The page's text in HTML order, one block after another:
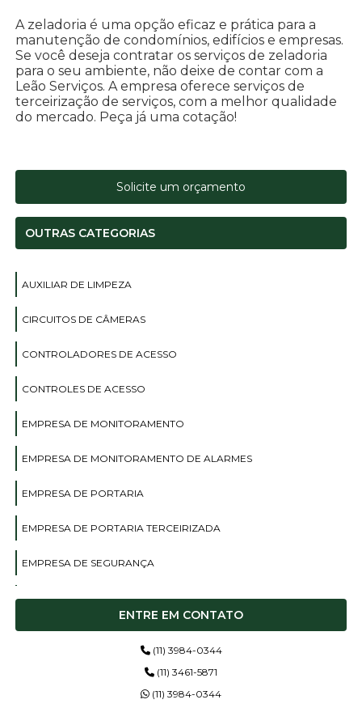
A zeladoria é uma opção eficaz e prática para a
manutenção de condomínios, edifícios e empresas.
Se você deseja contratar os serviços de zeladoria
para o seu ambiente, não deixe de contar com a
Leão Serviços. A empresa oferece serviços de
terceirização de serviços, com a melhor qualidade
do mercado. Peça já uma cotação!
Solicite um orçamento
OUTRAS CATEGORIAS
AUXILIAR DE LIMPEZA
CIRCUITOS DE CÂMERAS
CONTROLADORES DE ACESSO
CONTROLES DE ACESSO
EMPRESA DE MONITORAMENTO
EMPRESA DE MONITORAMENTO DE ALARMES
EMPRESA DE PORTARIA
EMPRESA DE PORTARIA TERCEIRIZADA
EMPRESA DE SEGURANÇA
EMPRESA DE SEGURANÇA TERCEIRIZAÇÃO
EMPRESA DE SEGURANÇA TERCEIRIZADA
EMPRESA SEGURANÇA PRIVADA
EMPRESA TERCEIRIZADA
ENTRE EM CONTATO
(11) 3984-0344
(11) 3461-5871
(11) 3984-0344